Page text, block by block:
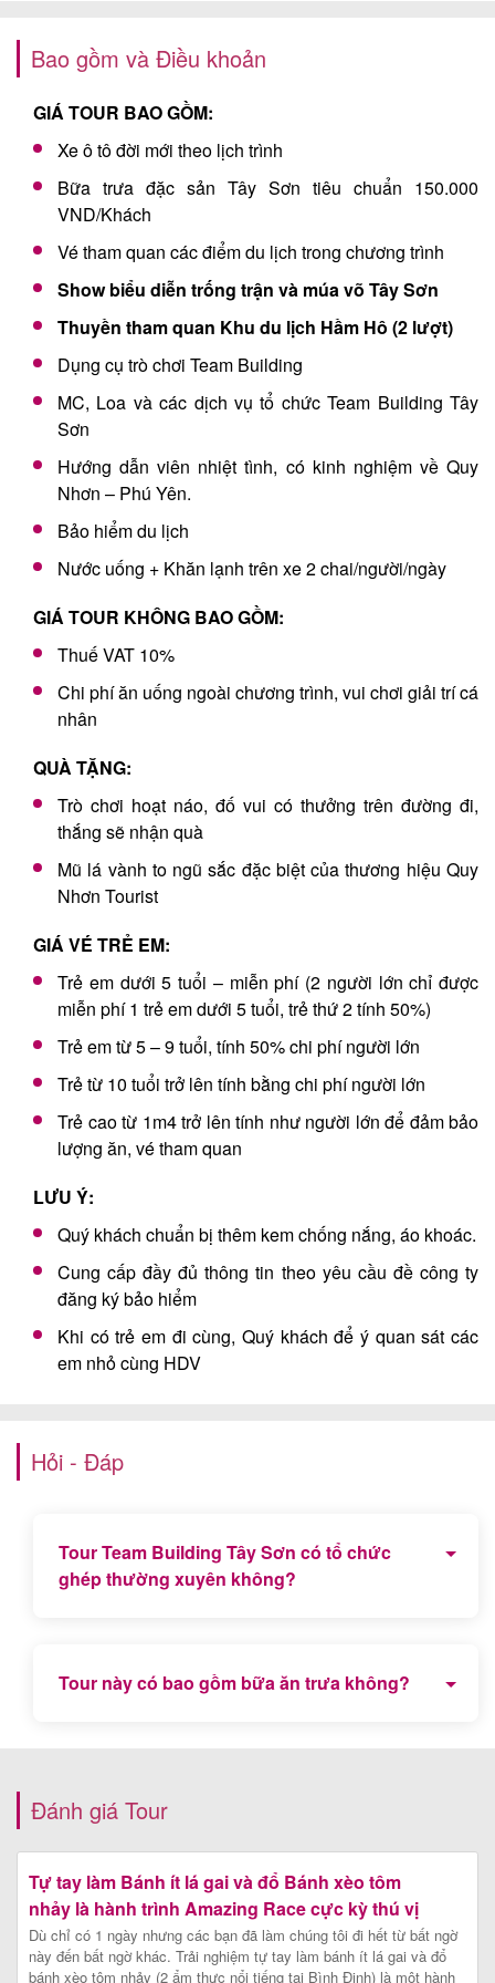
Bao gồm và Điều khoản
GIÁ TOUR BAO GỒM:
Xe ô tô đời mới theo lịch trình
Bữa trưa đặc sản Tây Sơn tiêu chuẩn 150.000
VND/Khách
Vé tham quan các điểm du lịch trong chương trình
Show biểu diễn trống trận và múa võ Tây Sơn
Thuyền tham quan Khu du lịch Hầm Hô (2 lượt)
Dụng cụ trò chơi Team Building
MC, Loa và các dịch vụ tổ chức Team Building Tây
Sơn
Hướng dẫn viên nhiệt tình, có kinh nghiệm về Quy
Nhơn – Phú Yên.
Bảo hiểm du lịch
Nước uống + Khăn lạnh trên xe 2 chai/người/ngày
GIÁ TOUR KHÔNG BAO GỒM:
Thuế VAT 10%
Chi phí ăn uống ngoài chương trình, vui chơi giải trí cá
nhân
QUÀ TẶNG:
Trò chơi hoạt náo, đố vui có thưởng trên đường đi,
thắng sẽ nhận quà
Mũ lá vành to ngũ sắc đặc biệt của thương hiệu Quy
Nhơn Tourist
GIÁ VÉ TRẺ EM:
Trẻ em dưới 5 tuổi – miễn phí (2 người lớn chỉ được
miễn phí 1 trẻ em dưới 5 tuổi, trẻ thứ 2 tính 50%)
Trẻ em từ 5 – 9 tuổi, tính 50% chi phí người lớn
Trẻ từ 10 tuổi trở lên tính bằng chi phí người lớn
Trẻ cao từ 1m4 trở lên tính như người lớn để đảm bảo
lượng ăn, vé tham quan
LƯU Ý:
Quý khách chuẩn bị thêm kem chống nắng, áo khoác.
Cung cấp đầy đủ thông tin theo yêu cầu đề công ty
đăng ký bảo hiểm
Khi có trẻ em đi cùng, Quý khách để ý quan sát các
em nhỏ cùng HDV
Hỏi - Đáp
Tour Team Building Tây Sơn có tổ chức
ghép thường xuyên không?
tổ chức riêng, không ghép tour.
Tour này có bao gồm bữa ăn trưa không?
Đánh giá Tour
Tự tay làm Bánh ít lá gai và đổ Bánh xèo tôm
nhảy là hành trình Amazing Race cực kỳ thú vị
chỉ có tại Bình Định
Dù chỉ có 1 ngày nhưng các bạn đã làm chúng tôi đi hết từ bất ngờ
này đến bất ngờ khác. Trải nghiệm tự tay làm bánh ít lá gai và đổ
bánh xèo tôm nhảy (2 ẩm thực nổi tiếng tại Bình Định) là một hành